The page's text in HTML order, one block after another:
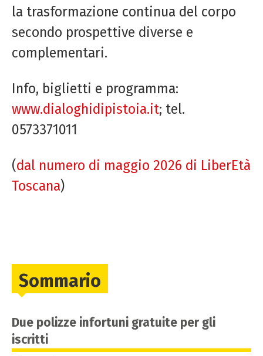
la trasformazione continua del corpo
secondo prospettive diverse e
complementari.
Info, biglietti e programma:
www.dialoghidipistoia.it; tel.
0573371011
(dal numero di maggio 2026 di LiberEtà
Toscana)
Sommario
Due polizze infortuni gratuite per gli
iscritti